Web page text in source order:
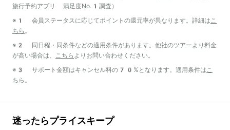
旅行予約アプリ 満足度No.1調査）
※1 会員ステータスに応じてポイントの還元率が異なります。詳細は こ
ちら 。
※2 同日程・同条件などの適用条件があります。他社のツアーより料金
が高い場合は、
こちら よりお問い合わせください。
※3 サポート金額はキャンセル料の70%となります。適用条件は こ
ちら 。
迷ったらプライスキープ